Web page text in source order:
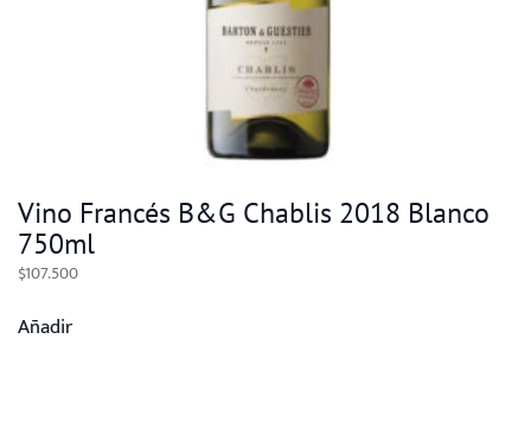
Vino Francés B&G Chablis 2018 Blanco
750ml
$107.500
Añadir